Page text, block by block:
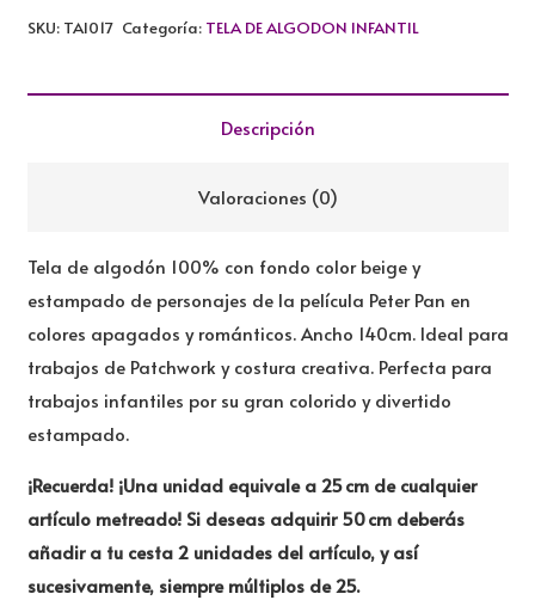
INFANTIL
SKU: TAI017 Categoría: TELA DE ALGODON INFANTIL
Descripción
Valoraciones (0)
Tela de algodón 100% con fondo color beige y
estampado de personajes de la película Peter Pan en
colores apagados y románticos. Ancho 140cm. Ideal para
trabajos de Patchwork y costura creativa. Perfecta para
trabajos infantiles por su gran colorido y divertido
estampado.
¡Recuerda! ¡Una unidad equivale a 25 cm de cualquier
artículo metreado! Si deseas adquirir 50 cm deberás
añadir a tu cesta 2 unidades del artículo, y así
sucesivamente, siempre múltiplos de 25.